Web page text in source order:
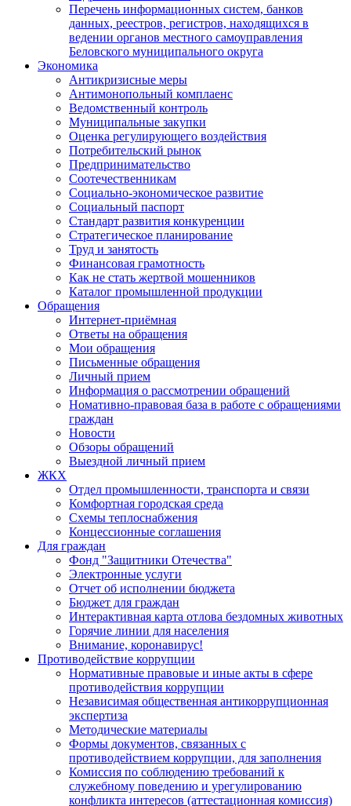
Перечень информационных систем, банков
данных, реестров, регистров, находящихся в
ведении органов местного самоуправления
Беловского муниципального округа
Экономика
Антикризисные меры
Антимонопольный комплаенс
Ведомственный контроль
Муниципальные закупки
Оценка регулирующего воздействия
Потребительский рынок
Предпринимательство
Соотечественникам
Социально-экономическое развитие
Социальный паспорт
Стандарт развития конкуренции
Стратегическое планирование
Труд и занятость
Финансовая грамотность
Как не стать жертвой мошенников
Каталог промышленной продукции
Обращения
Интернет-приёмная
Ответы на обращения
Мои обращения
Письменные обращения
Личный прием
Информация о рассмотрении обращений
Номативно-правовая база в работе с обращениями
граждан
Новости
Обзоры обращений
Выездной личный прием
ЖКХ
Отдел промышленности, транспорта и связи
Комфортная городская среда
Схемы теплоснабжения
Концессионные соглашения
Для граждан
Фонд "Защитники Отечества"
Электронные услуги
Отчет об исполнении бюджета
Бюджет для граждан
Интерактивная карта отлова бездомных животных
Горячие линии для населения
Внимание, коронавирус!
Противодействие коррупции
Нормативные правовые и иные акты в сфере
противодействия коррупции
Независимая общественная антикоррупционная
экспертиза
Методические материалы
Формы документов, связанных с
противодействием коррупции, для заполнения
Комиссия по соблюдению требований к
служебному поведению и урегулированию
конфликта интересов (аттестационная комиссия)